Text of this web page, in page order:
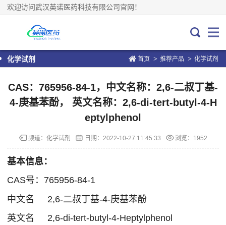
欢迎访问武汉英诺医药科技有限公司官网！
首页 > 推荐产品 > 化学试剂
化学试剂
CAS：765956-84-1，中文名称：2,6-二叔丁基-
4-庚基苯酚， 英文名称：2,6-di-tert-butyl-4-H
eptylphenol
频道： 化学试剂 日期： 2022-10-27 11:45:33 浏览：1952
基本信息：
CAS号：765956-84-1
中文名
2,6-二叔丁基-4-庚基苯酚
英文名
2,6-di-tert-butyl-4-Heptylphenol